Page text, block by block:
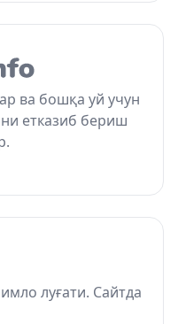
ва бошқа уй учун
етказиб бериш
луғати. Сайтда